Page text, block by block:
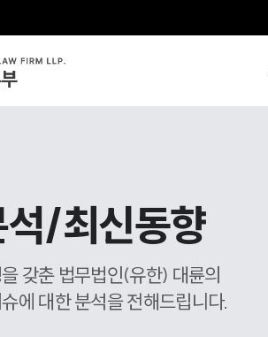
/최신동향
갖춘 법무법인(유한) 대륜의
에 대한 분석을 전해드립니다.